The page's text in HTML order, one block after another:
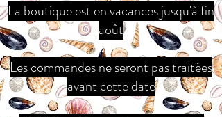
La boutique est en vacances jusqu'à fin
août
Les commandes ne seront pas traitées
avant cette date